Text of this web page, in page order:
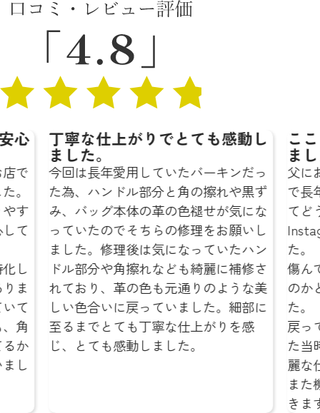
丁寧な仕上がりでとても感動し
ました。
今回は長年愛用していたバーキンだっ
た為、ハンドル部分と角の擦れや黒ず
み、バッグ本体の革の色褪せが気にな
っていたのでそちらの修理をお願いし
ました。修理後は気になっていたハン
ドル部分や角擦れなども綺麗に補修さ
れており、革の色も元通りのような美
しい色合いに戻っていました。細部に
至るまでとても丁寧な仕上がりを感
じ、とても感動しました。
ここまで
ました。
父にお祝い
で長年使用
てどうしよ
Instagramで
た。
傷んでたバ
のかと驚き
た。
戻ってきた
た当時の新
麗な仕上が
また機会が
きます。